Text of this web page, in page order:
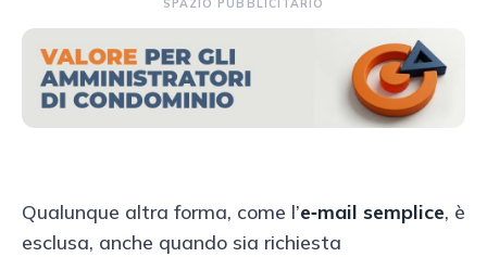
Qualunque altra forma, come l’e‑mail semplice, è
esclusa, anche quando sia richiesta